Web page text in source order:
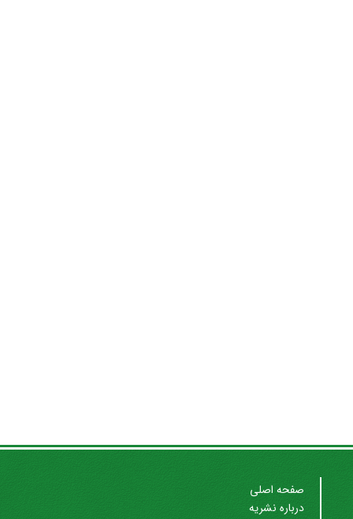
صفحه اصلی
درباره نشریه